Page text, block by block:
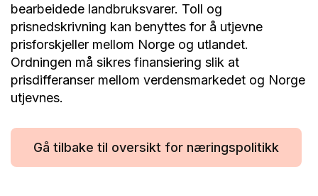
bearbeidede landbruksvarer. Toll og
prisnedskrivning kan benyttes for å utjevne
prisforskjeller mellom Norge og utlandet.
Ordningen må sikres finansiering slik at
prisdifferanser mellom verdensmarkedet og Norge
utjevnes.
Gå tilbake til oversikt for næringspolitikk